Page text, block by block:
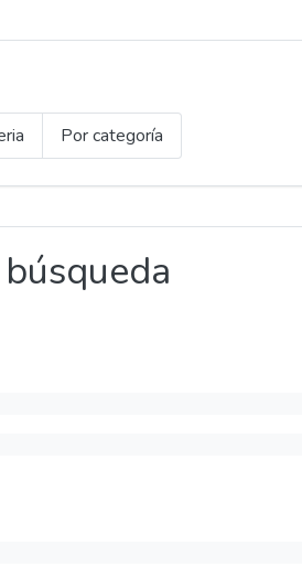
Por categoría